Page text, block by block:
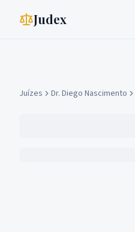
Judex
Juízes Dr. Diego Nascimento